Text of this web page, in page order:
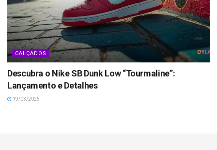
CALÇADOS
Descubra o Nike SB Dunk Low “Tourmaline”:
Lançamento e Detalhes
19/03/2025